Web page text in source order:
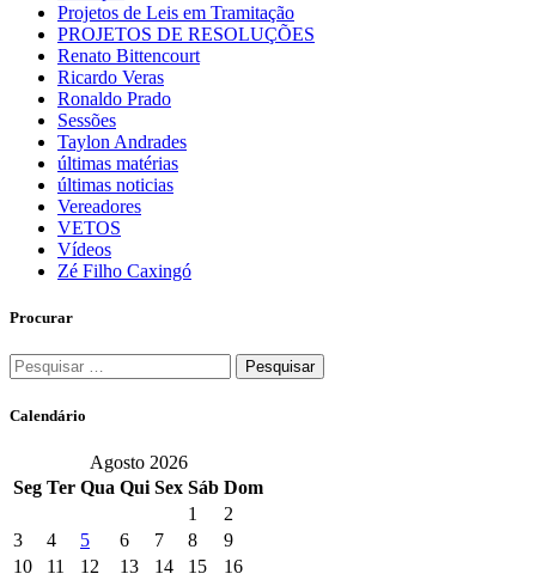
Projetos de Leis em Tramitação
PROJETOS DE RESOLUÇÕES
Renato Bittencourt
Ricardo Veras
Ronaldo Prado
Sessões
Taylon Andrades
últimas matérias
últimas noticias
Vereadores
VETOS
Vídeos
Zé Filho Caxingó
Procurar
Pesquisar
por:
Calendário
Agosto 2026
Seg Ter Qua Qui Sex Sáb Dom
1
2
3
4 5 6 7 8
9
10
11 12 13 14 15
16